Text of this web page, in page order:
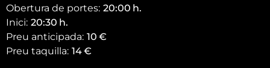
Obertura de portes: 20:00 h.
Inici: 20:30 h.
Preu anticipada: 10 €
Preu taquilla: 14€